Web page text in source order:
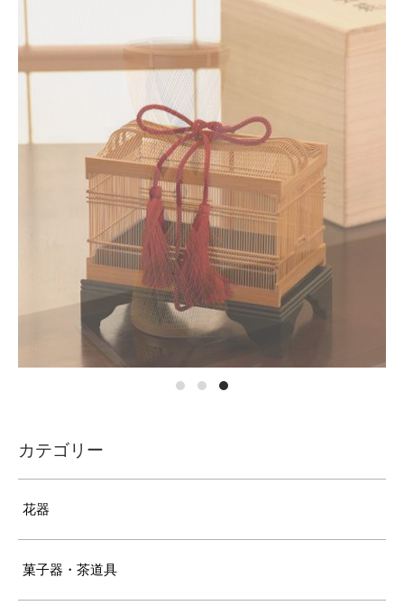
カテゴリー
花器
菓子器・茶道具